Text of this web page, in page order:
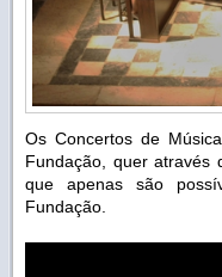
Os Concertos de
Fundação, quer através
que apenas são
Fundação.